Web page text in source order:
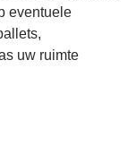
eventuele
uw ruimte